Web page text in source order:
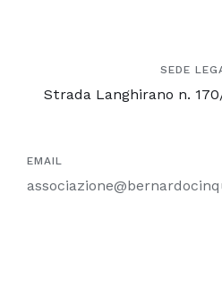
SEDE
Strada Langhirano n.
EMAIL